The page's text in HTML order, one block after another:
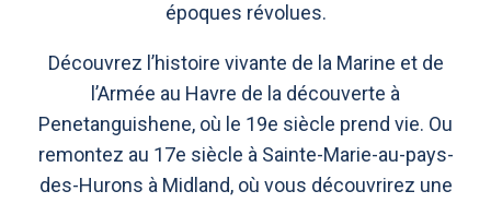
époques révolues.
Découvrez l’histoire vivante de la Marine et de
l’Armée au Havre de la découverte à
Penetanguishene, où le 19e siècle prend vie. Ou
remontez au 17e siècle à Sainte-Marie-au-pays-
des-Hurons à Midland, où vous découvrirez une